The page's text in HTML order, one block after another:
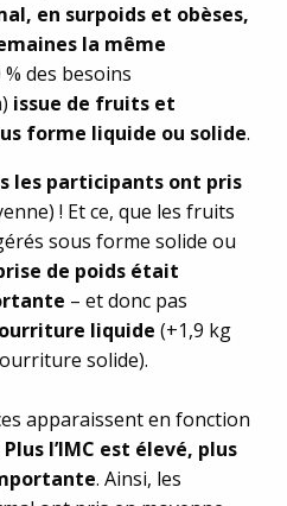
en surpoids et obèses,
la même
% des besoins
issue de fruits et
forme liquide ou solide.
les participants ont pris
! Et ce, que les fruits
sous forme solide ou
de poids était
– et donc pas
liquide (+1,9 kg
solide).
apparaissent en fonction
Plus l’IMC est élevé, plus
. Ainsi, les